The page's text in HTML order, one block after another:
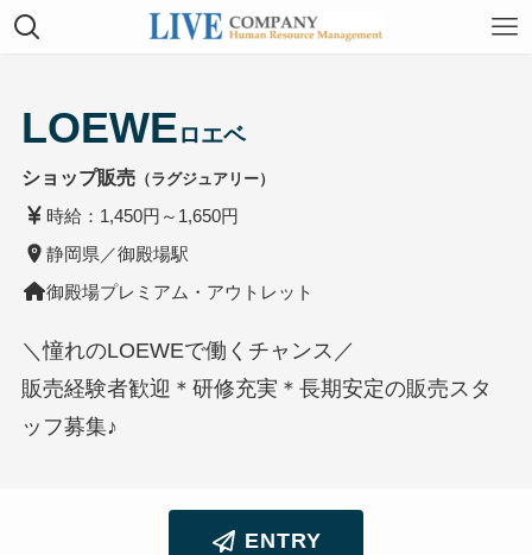
LOEWEロエベ
ショップ販売（ラグジュアリー）
時給：1,450円～1,650円
静岡県／御殿場駅
御殿場プレミアム・アウトレット
＼憧れのLOEWEで働くチャンス／
販売経験者歓迎＊研修充実＊長期安定の販売スタ
ッフ募集♪
ENTRY